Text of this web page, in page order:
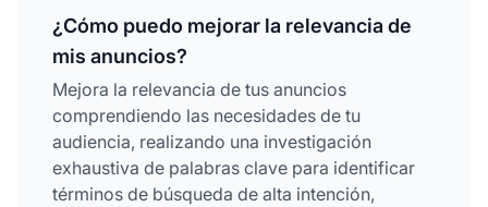
¿Cómo puedo mejorar la relevancia de
mis anuncios?
Mejora la relevancia de tus anuncios
comprendiendo las necesidades de tu
audiencia, realizando una investigación
exhaustiva de palabras clave para identificar
términos de búsqueda de alta intención,